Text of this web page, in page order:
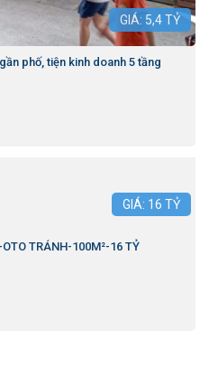
GIÁ: 5,4TỶ
phố, tiện kinh doanh 5 tầng
GIÁ: 16 TỶ
TRÁNH-100M²-16 TỶ